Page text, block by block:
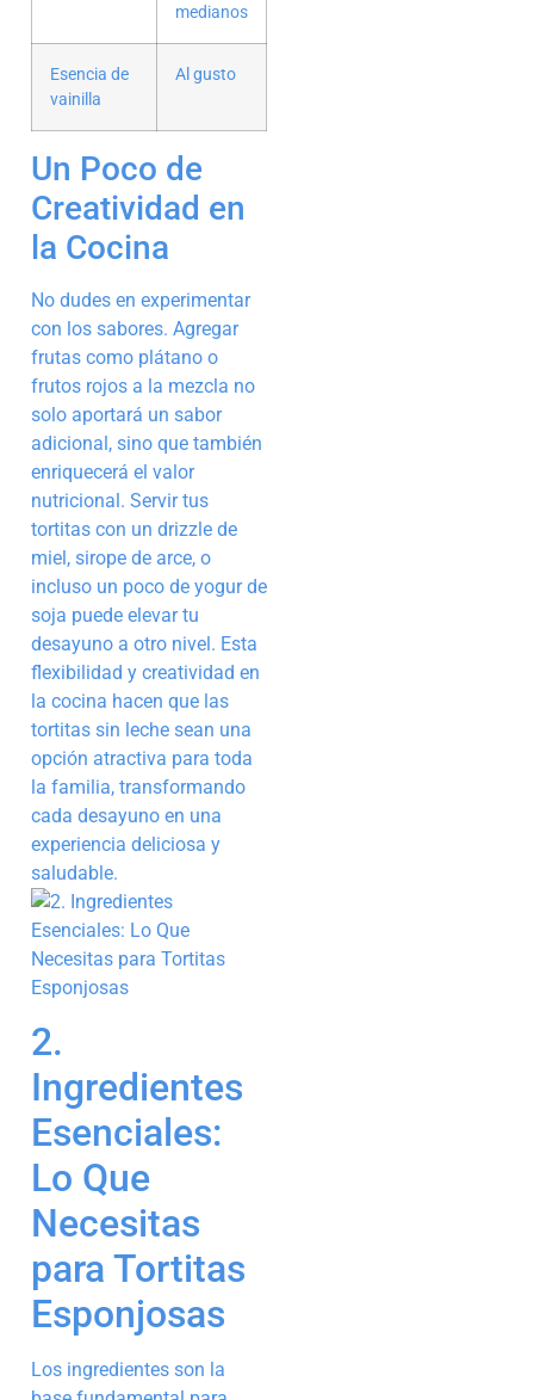
medianos
Esencia de
vainilla
Al gusto
Un Poco de
Creatividad en
la Cocina
No dudes en experimentar
con los sabores. Agregar
frutas como plátano o
frutos rojos a la mezcla no
solo aportará un sabor
adicional, sino que también
enriquecerá el valor
nutricional. Servir tus
tortitas con un drizzle de
miel, sirope de arce, o
incluso un poco de yogur de
soja puede elevar tu
desayuno a otro nivel. Esta
flexibilidad y creatividad en
la cocina hacen que las
tortitas sin leche sean una
opción atractiva para toda
la familia, transformando
cada desayuno en una
experiencia deliciosa y
saludable.
2.
Ingredientes
Esenciales:
Lo Que
Necesitas
para Tortitas
Esponjosas
Los ingredientes son la